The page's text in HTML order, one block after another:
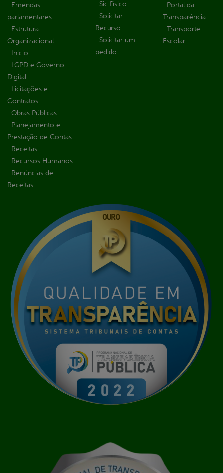
Emendas
parlamentares
Estrutura
Organizacional
Inicio
LGPD e Governo
Digital
Licitações e
Contratos
Obras Públicas
Planejamento e
Prestação de Contas
Receitas
Recursos Humanos
Renúncias de
Receitas
Sic Físico
Solicitar
Recurso
Solicitar um
pedido
Portal da
Transparência
Transporte
Escolar